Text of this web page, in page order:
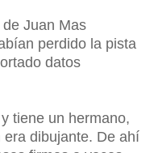
Juan Mas
perdido la pista
datos
tiene un hermano,
dibujante. De ahí